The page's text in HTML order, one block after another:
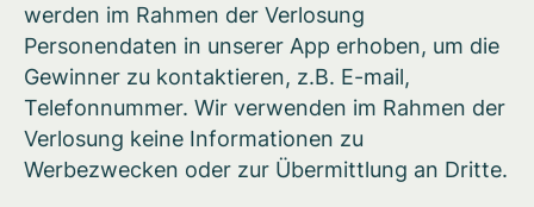
werden im Rahmen der Verlosung
Personendaten in unserer App erhoben, um die
Gewinner zu kontaktieren, z.B. E-mail,
Telefonnummer. Wir verwenden im Rahmen der
Verlosung keine Informationen zu
Werbezwecken oder zur Übermittlung an Dritte.